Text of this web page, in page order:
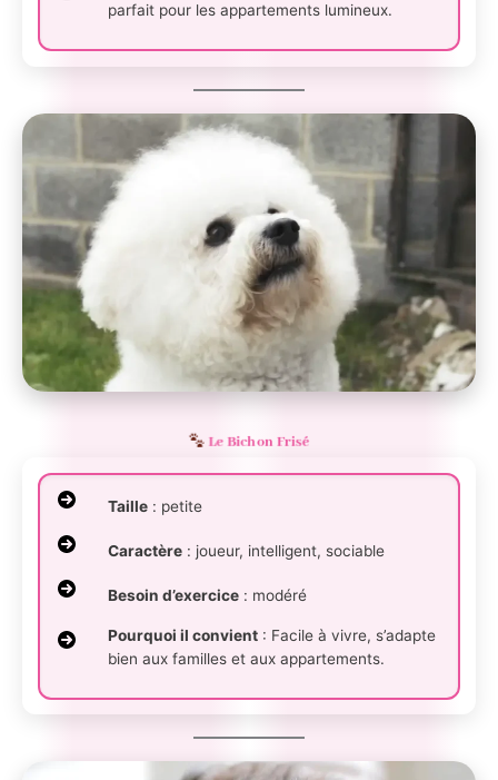
parfait pour les appartements lumineux.
Le Bichon Frisé
Taille : petite
Caractère : joueur, intelligent, sociable
Besoin d’exercice : modéré
Pourquoi il convient : Facile à vivre, s’adapte
bien aux familles et aux appartements.